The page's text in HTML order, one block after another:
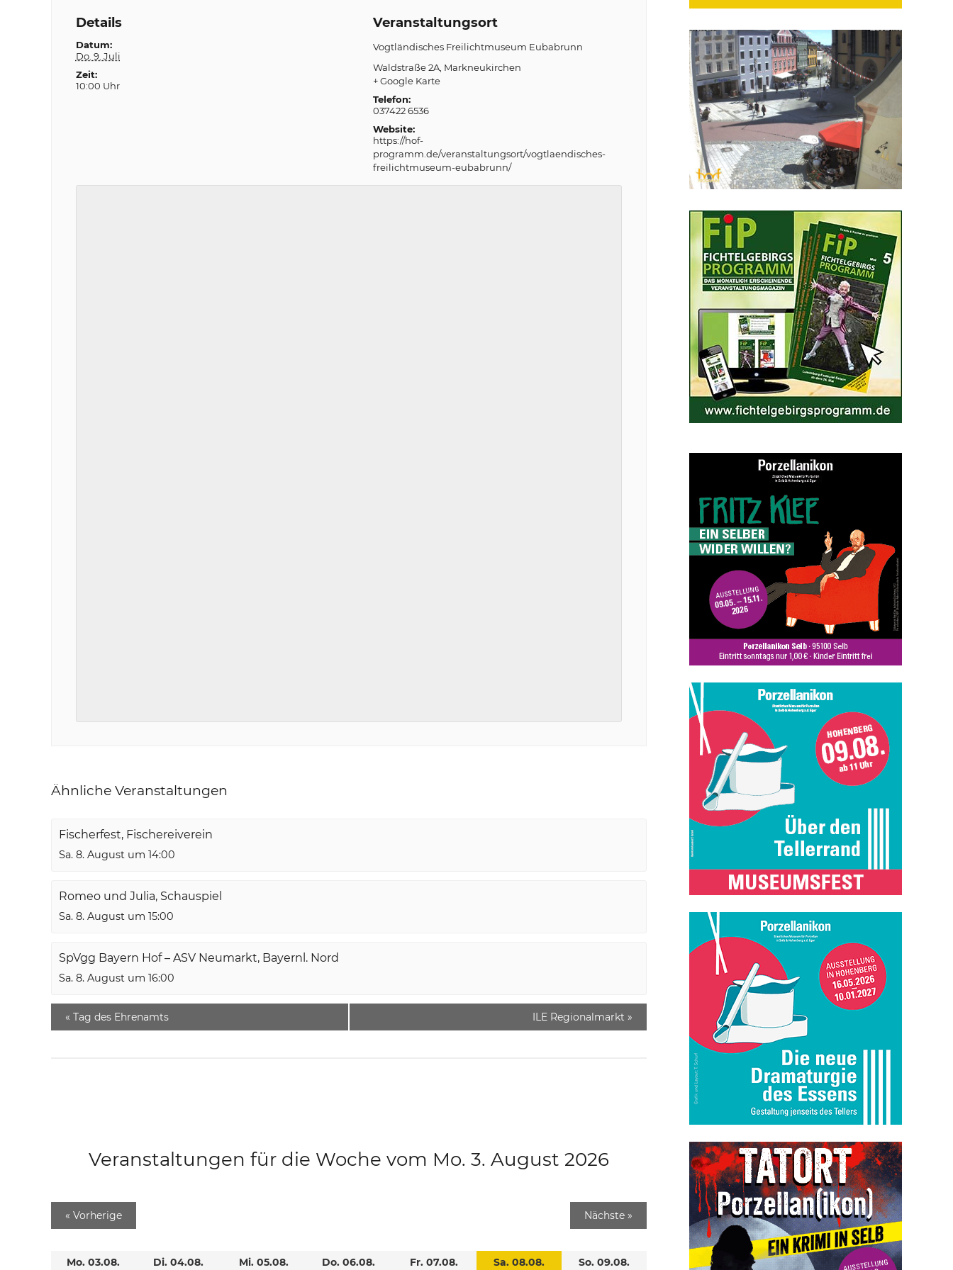
Details
Datum:
Do. 9. Juli
Zeit:
10:00 Uhr
Veranstaltungsort
Vogtländisches Freilichtmuseum Eubabrunn
Waldstraße 2A Markneukirchen
+ Google Karte
Telefon:
037422 6536
Website:
https://hof-
programm.de/veranstaltungsort/vogtlaendisches-
freilichtmuseum-eubabrunn/
Ähnliche Veranstaltungen
Fischerfest, Fischereiverein
Sa. 8. August um 14:00
Romeo und Julia, Schauspiel
Sa. 8. August um 15:00
SpVgg Bayern Hof – ASV Neumarkt, Bayernl. Nord
Sa. 8. August um 16:00
« Tag des Ehrenamts ILE Regionalmarkt »
Veranstaltungen für die Woche vom Mo. 3. August 2026
« Vorherige Nächste »
Mo. 03.08. Di. 04.08. Mi. 05.08. Do. 06.08. Fr. 07.08. Sa. 08.08. So. 09.08.